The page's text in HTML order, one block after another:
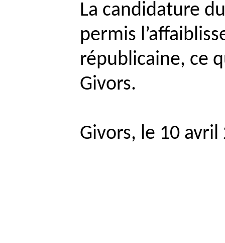
La candidature
permis
républicaine, ce
Givors.
Givors, le 10 avril